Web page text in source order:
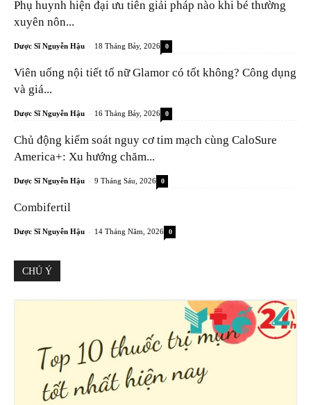
Phụ huynh hiện đại ưu tiên giải pháp nào khi bé thường
xuyên nôn...
Dược Sĩ Nguyễn Hậu - 18 Tháng Bảy, 2026 0
Viên uống nội tiết tố nữ Glamor có tốt không? Công dụng
và giá...
Dược Sĩ Nguyễn Hậu - 16 Tháng Bảy, 2026 0
Chủ động kiểm soát nguy cơ tim mạch cùng CaloSure
America+: Xu hướng chăm...
Dược Sĩ Nguyễn Hậu - 9 Tháng Sáu, 2026 0
Combifertil
Dược Sĩ Nguyễn Hậu - 14 Tháng Năm, 2026 0
CHÚ Ý